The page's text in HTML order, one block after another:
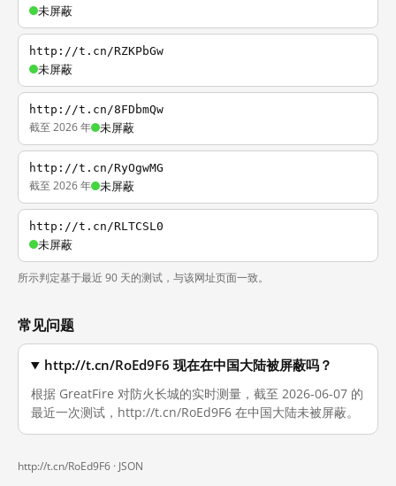
未屏蔽
http://t.cn/RZKPbGw
未屏蔽
http://t.cn/8FDbmQw
截至 2026 年 未屏蔽
http://t.cn/RyOgwMG
截至 2026 年 未屏蔽
http://t.cn/RLTCSL0
未屏蔽
所示判定基于最近 90 天的测试，与该网址页面一致。
常见问题
http://t.cn/RoEd9F6 现在在中国大陆被屏蔽吗？
根据 GreatFire 对防火长城的实时测量，截至 2026-06-07 的
最近一次测试，http://t.cn/RoEd9F6 在中国大陆未被屏蔽。
http://t.cn/RoEd9F6 · JSON